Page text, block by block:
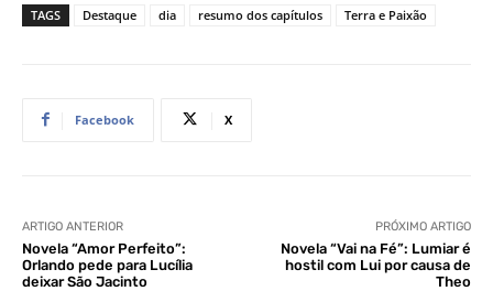
TAGS Destaque dia resumo dos capítulos Terra e Paixão
Facebook X
ARTIGO ANTERIOR
Novela “Amor Perfeito”:
Orlando pede para Lucília
deixar São Jacinto
PRÓXIMO ARTIGO
Novela “Vai na Fé”: Lumiar é
hostil com Lui por causa de
Theo